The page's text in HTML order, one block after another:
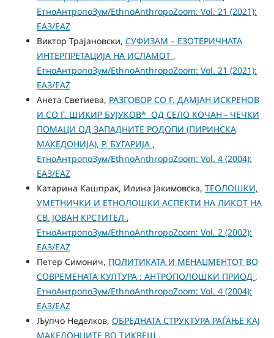
ЕтноАнтропоЗум/EthnoAnthropoZoom: Vol. 21 (2021):
ЕАЗ/EAZ
Виктор Трајановски, СУФИЗАМ – ЕЗОТЕРИЧНАТА
ИНТЕРПРЕТАЦИЈА НА ИСЛАМОТ ,
ЕтноАнтропоЗум/EthnoAnthropoZoom: Vol. 21 (2021):
ЕАЗ/EAZ
Анета Светиева, РАЗГОВОР СО Г. ДАМЈАН ИСКРЕНОВ
И СО Г. ШИКИР БУЈУКОВ* ОД СЕЛО КОЧАН - ЧЕЧКИ
ПОМАЦИ ОД ЗАПАДНИТЕ РОДОПИ (ПИРИНСКА
МАКЕДОНИЈА), Р. БУГАРИЈА ,
ЕтноАнтропоЗум/EthnoAnthropoZoom: Vol. 4 (2004):
ЕАЗ/EAZ
Катарина Кашпрак, Илина Јакимовска, ТЕОЛОШКИ,
УМЕТНИЧКИ И ЕТНОЛОШКИ АСПЕКТИ НА ЛИКОТ НА
СВ. ЈОВАН КРСТИТЕЛ ,
ЕтноАнтропоЗум/EthnoAnthropoZoom: Vol. 2 (2002):
ЕАЗ/EAZ
Петер Симонич, ПОЛИТИКАТА И МЕНАЏМЕНТОТ ВО
СОВРЕМЕНАТА КУЛТУРА : АНТРОПОЛОШКИ ПРИОД ,
ЕтноАнтропоЗум/EthnoAnthropoZoom: Vol. 4 (2004):
ЕАЗ/EAZ
Љупчо Неделков, ОБРЕДНАТА СТРУКТУРА РАЃАЊЕ КАЈ
МАКЕДОНЦИТЕ ВО ТИКВЕШ ,